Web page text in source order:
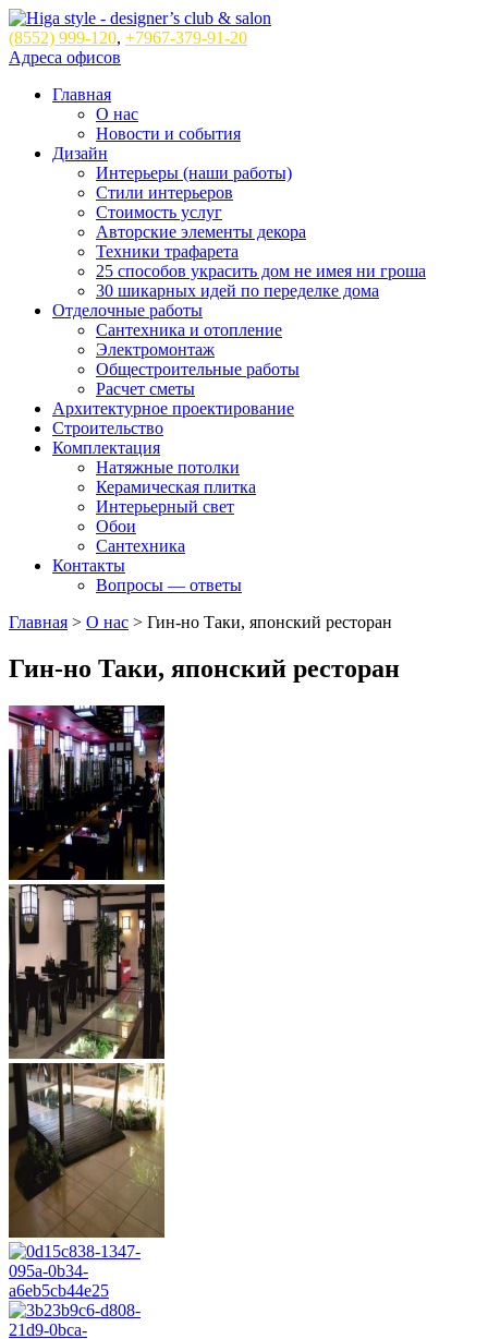
(8552) 999-120, +7967-379-91-20
Адреса офисов
Главная
О нас
Новости и события
Дизайн
Интерьеры (наши работы)
Стили интерьеров
Стоимость услуг
Авторские элементы декора
Техники трафарета
25 способов украсить дом не имея ни гроша
30 шикарных идей по переделке дома
Отделочные работы
Сантехника и отопление
Электромонтаж
Общестроительные работы
Расчет сметы
Архитектурное проектирование
Строительство
Комплектация
Натяжные потолки
Керамическая плитка
Интерьерный свет
Обои
Сантехника
Контакты
Вопросы — ответы
Главная > О нас > Гин-но Таки, японский ресторан
Гин-но Таки, японский ресторан